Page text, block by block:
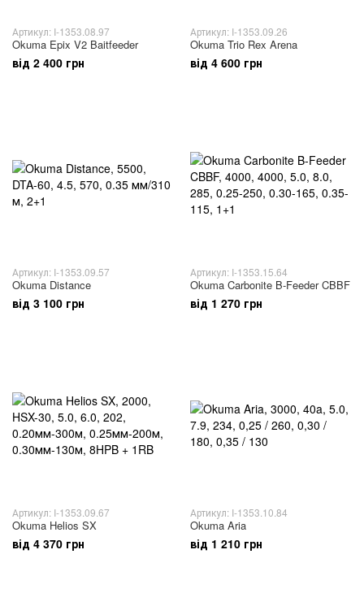
Артикул: I-1353.08.97
Okuma Epix V2 Baitfeeder
від 2 400 грн
Артикул: I-1353.09.26
Okuma Trio Rex Arena
від 4 600 грн
Артикул: I-1353.09.57
Okuma Distance
від 3 100 грн
Артикул: I-1353.15.64
Okuma Carbonite B-Feeder CBBF
від 1 270 грн
Артикул: I-1353.09.67
Okuma Helios SX
від 4 370 грн
Артикул: I-1353.10.84
Okuma Aria
від 1 210 грн